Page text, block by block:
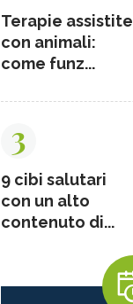
Terapie assistite
con animali:
come funz...
3
9 cibi salutari
con un alto
contenuto di...